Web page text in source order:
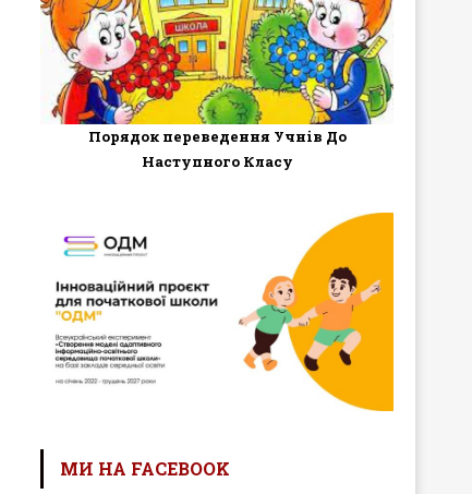
Порядок переведення Учнів До
Наступного Класу
МИ НА FACEBOOK